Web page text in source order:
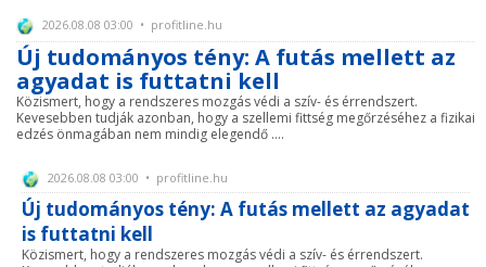
2026.08.08 03:00 • profitline.hu
Új tudományos tény: A futás mellett az
agyadat is futtatni kell
Közismert, hogy a rendszeres mozgás védi a szív- és érrendszert.
Kevesebben tudják azonban, hogy a szellemi fittség megőrzéséhez a fizikai
edzés önmagában nem mindig elegendő ....
2026.08.08 03:00 • profitline.hu
Új tudományos tény: A futás mellett az agyadat
is futtatni kell
Közismert, hogy a rendszeres mozgás védi a szív- és érrendszert.